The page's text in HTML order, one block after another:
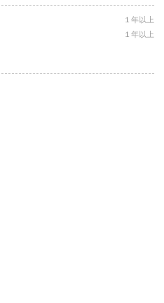
１年以上
１年以上